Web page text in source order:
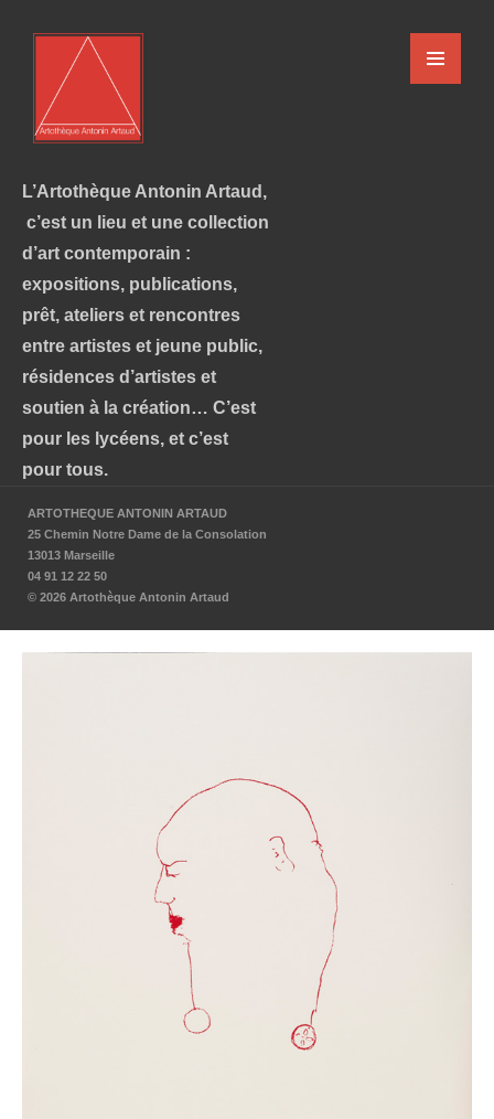
L’Artothèque Antonin Artaud,
c’est un lieu et une collection
d’art contemporain :
expositions, publications,
prêt, ateliers et rencontres
entre artistes et jeune public,
résidences d’artistes et
soutien à la création… C’est
pour les lycéens, et c’est
pour tous.
ARTOTHEQUE ANTONIN ARTAUD
25 Chemin Notre Dame de la Consolation
13013 Marseille
04 91 12 22 50
© 2026 Artothèque Antonin Artaud